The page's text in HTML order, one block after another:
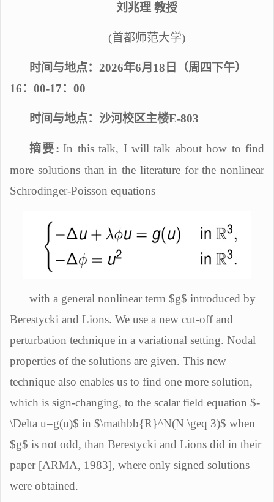
刘兆理 教授
(首都师范大学)
时间 与地点： 2026年6月18日（周四下午）
16：00-17：00
时间 与地点：沙河校区主楼E-803
摘要: In this talk, I will talk about how to find
more solutions than in the literature for the nonlinear
Schrodinger-Poisson equations
with a general nonlinear term $g$ introduced by
Berestycki and Lions. We use a new cut-off and
perturbation technique in a variational setting. Nodal
properties of the solutions are given. This new
technique also enables us to find one more solution,
which is sign-changing, to the scalar field equation $-
\Delta u=g(u)$ in $\mathbb{R}^N(N \geq 3)$ when
$g$ is not odd, than Berestycki and Lions did in their
paper [ARMA, 1983], where only signed solutions
were obtained.